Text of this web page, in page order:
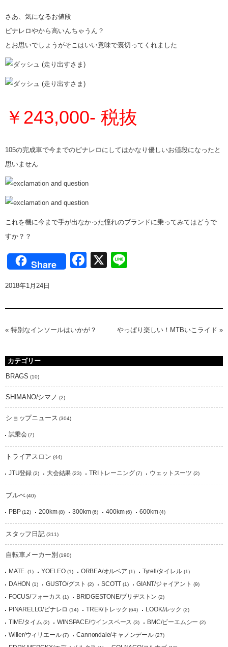
さあ、気になるお値段
ピナレロやから高いんちゃうん？
とお思いでしょうがそこはいい意味で裏切ってくれました
￥243,000- 税抜
105の完成車で今までのピナレロにしてはかなり優しいお値段になったと
思いません
これを機に今まで手が出なかった憧れのブランドに乗ってみてはどうで
すか？？
Share Facebook
X
2018年1月24日
« 特別なインソールはいかが？ やっぱり楽しい！MTBいこライド »
カテゴリー
BRAGS (10)
SHIMANO/シマノ (2)
ショップニュース (304)
試乗会(7)
トライアスロン (44)
JTU登録 (2) 大会結果 (23) TRIトレーニング (7) ウェットスーツ (2)
ブルべ(40)
PBP(12) 200km(8) 300km(6) 400km(6) 600km(4)
スタッフ日記(311)
自転車メーカー別 (190)
MATE. (1) YOELEO(1) ORBEA/オルベア (1) Tyrell/タイレル(1)
DAHON (1) GUSTO/グスト (2) SCOTT (1) GIANT/ジャイアント (9)
FOCUS/フォーカス (1) BRIDGESTONE/ブリヂストン (2)
PINARELLO/ピナレロ (14) TREK/トレック (64) LOOK/ルック (2)
TIME/タイム (2) WINSPACE/ウインスペース (3) BMC/ビーエムシー (2)
Wilier/ウィリエール(7) Cannondale/キャノンデール(27)